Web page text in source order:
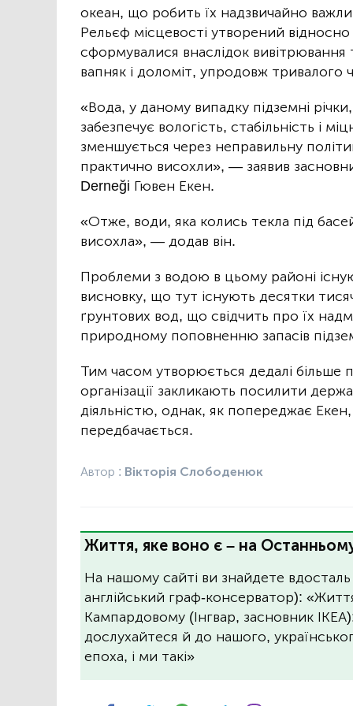
океан, що робить їх надзвичайно
Рельєф місцевості утворений
сформувалися внаслідок
вапняк і доломіт, упродовж тривалого
«Вода, у даному випадку підземні
забезпечує вологість, стабільність і
зменшується через неправильну
практично висохли», — заявив
Derneği Гювен Екен.
«Отже, води, яка колись текла під
висохла», — додав він.
Проблеми з водою в цьому районі
висновку, що тут існують десятки
ґрунтових вод, що свідчить про їх
природному поповненню запасів
Тим часом утворюється дедалі більше
організації закликають посилити
діяльністю, однак, як попереджає
передбачається.
Автор : Вікторія Слободенюк
Життя, яке воно є – на
На нашому сайті ви знайдете
англійський граф-консерватор):
Кампардовому (Інгвар, засновник
дослухайтеся й до нашого,
епоха, і ми такі»